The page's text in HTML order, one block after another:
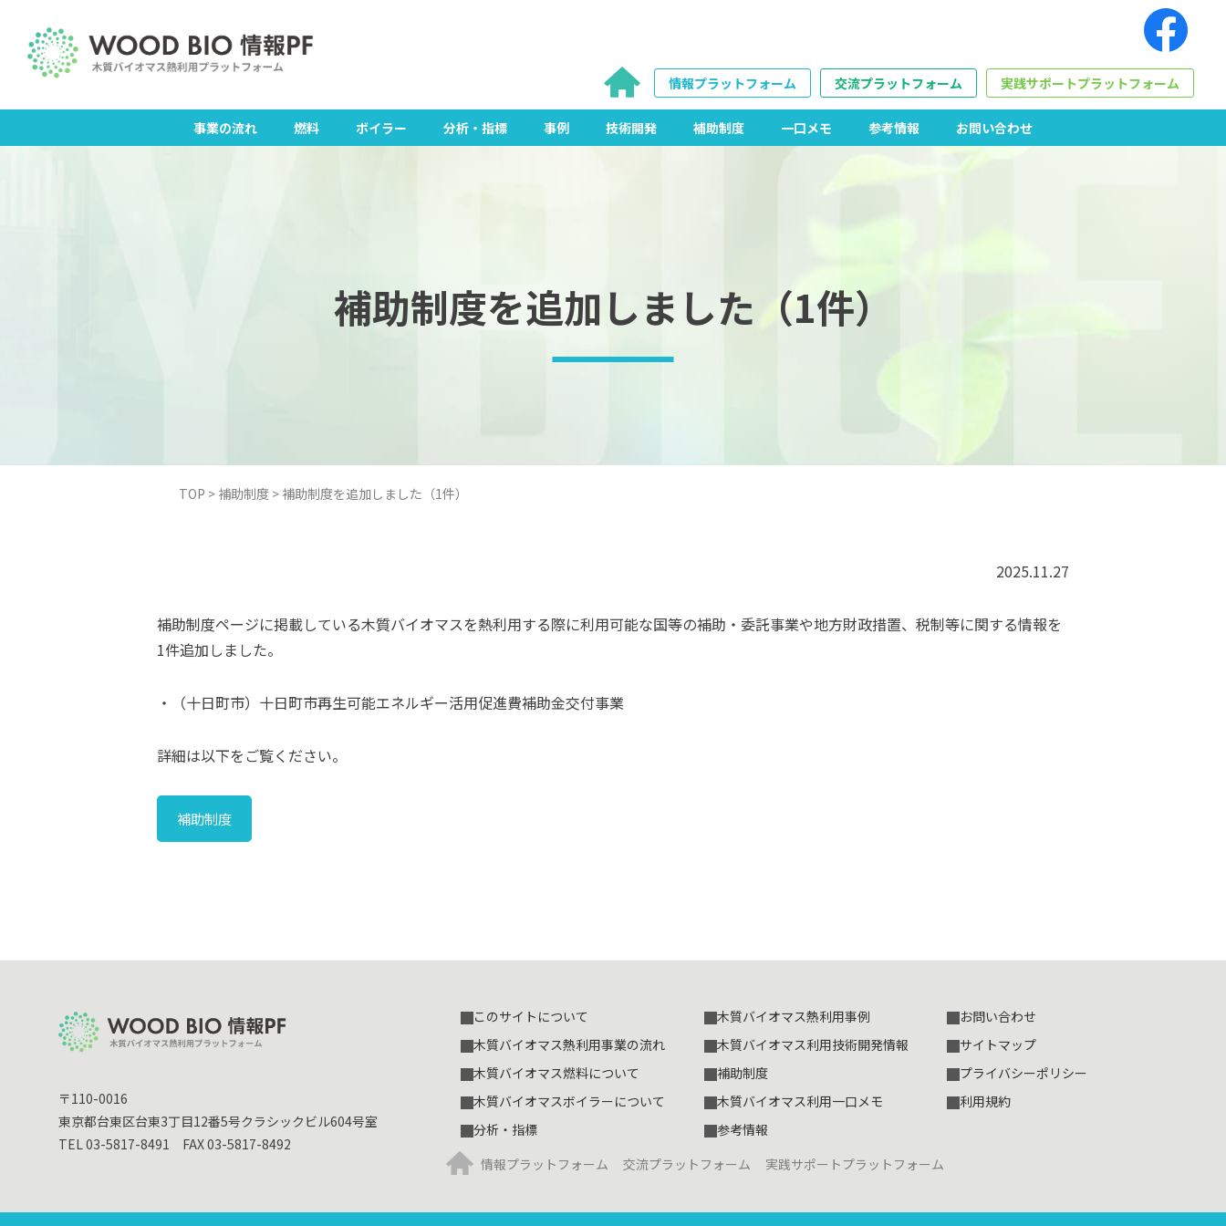
content
情報プラットフォーム 交流プラットフォーム 実践サポートプラットフォーム
事業の流れ 燃料 ボイラー 分析・指標 事例 技術開発 補助制度 一口メモ 参考情報 お問い合わせ
補助制度を追加しました（1件）
TOP > 補助制度 > 補助制度を追加しました（1件）
2025.11.27
補助制度ページに掲載している木質バイオマスを熱利用する際に利用可能な国等の補助・委託事業や地方財政措置、税制等に関する情報を
1件追加しました。
・（十日町市）十日町市再生可能エネルギー活用促進費補助金交付事業
詳細は以下をご覧ください。
補助制度
〒110-0016
東京都台東区台東3丁目12番5号クラシックビル604号室
TEL 03-5817-8491 FAX 03-5817-8492
このサイトについて
木質バイオマス熱利用事業の流れ
木質バイオマス燃料について
木質バイオマスボイラーについて
分析・指標
木質バイオマス熱利用事例
木質バイオマス利用技術開発情報
補助制度
木質バイオマス利用一口メモ
参考情報
お問い合わせ
サイトマップ
プライバシーポリシー
利用規約
情報プラットフォーム 交流プラットフォーム 実践サポートプラットフォーム